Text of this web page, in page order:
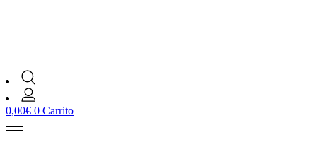
0,00€ 0 Carrito